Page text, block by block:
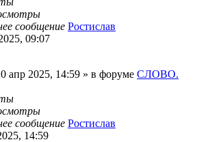
сообщение Ростислав
09:07
апр 2025, 14:59 » в форуме СЛОВО.
сообщение Ростислав
14:59